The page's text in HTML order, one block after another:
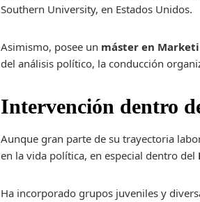
Southern University, en Estados Unidos.
Asimismo, posee un máster en
del análisis político, la conducción
Intervención dentro
Aunque gran parte de su trayectoria
en la vida política, en especial dentro del
Ha incorporado grupos juveniles y